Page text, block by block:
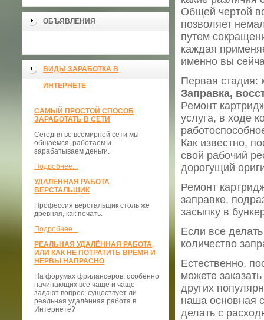
ОБЪЯВЛЕНИЯ
ВИДЫ ЗАРАБОТКА В
ИНТЕРНЕТЕ
САМЫЙ ПРОСТОЙ СПОСОБ
ЗАРАБОТАТЬ В СЕТИ
Сегодня во всемирной сети мы
общаемся, работаем и
зарабатываем деньги.
Подробнее...
УДАЛЁННАЯ РАБОТА
ВЕРСТАЛЬЩИК
Профессия верстальщик столь же
древняя, как печать.
Подробнее...
РЕАЛЬНАЯ УДАЛЁННАЯ РАБОТА,
ИЛИ КАК НЕ ПОТРАТИТЬ ВРЕМЯ И
НЕРВЫ НАПРАСНО
На форумах фрилансеров, особенно
начинающих всё чаще и чаще
задают вопрос: существует ли
реальная удалённая работа в
Интернете?
Общей чертой
позволяет
путем
каждая
именно вы
Первая стадия:
Заправка,
Ремонт
услуга, в ходе
Как известно,
свой рабочий
дорогущий
Ремонт
заправке,
засыпку в
Если все
количество
Естественно,
можете
других
наша основная
делать с